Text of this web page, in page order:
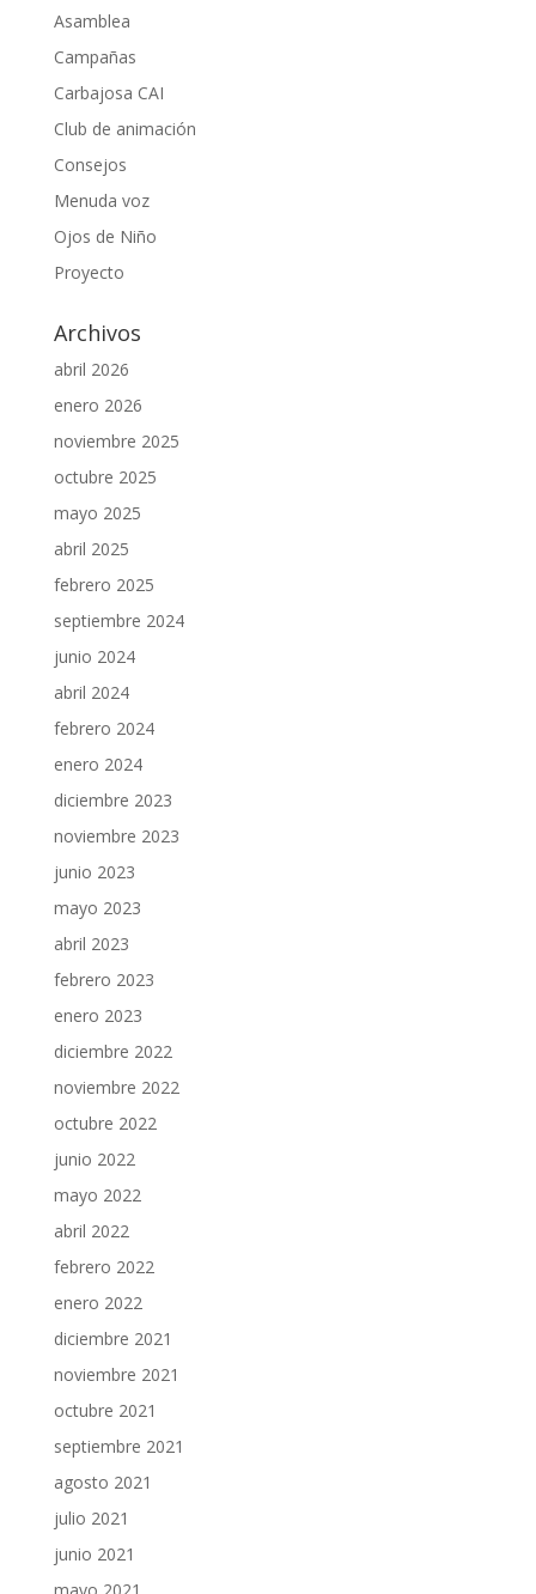
Asamblea
Campañas
Carbajosa CAI
Club de animación
Consejos
Menuda voz
Ojos de Niño
Proyecto
Archivos
abril 2026
enero 2026
noviembre 2025
octubre 2025
mayo 2025
abril 2025
febrero 2025
septiembre 2024
junio 2024
abril 2024
febrero 2024
enero 2024
diciembre 2023
noviembre 2023
junio 2023
mayo 2023
abril 2023
febrero 2023
enero 2023
diciembre 2022
noviembre 2022
octubre 2022
junio 2022
mayo 2022
abril 2022
febrero 2022
enero 2022
diciembre 2021
noviembre 2021
octubre 2021
septiembre 2021
agosto 2021
julio 2021
junio 2021